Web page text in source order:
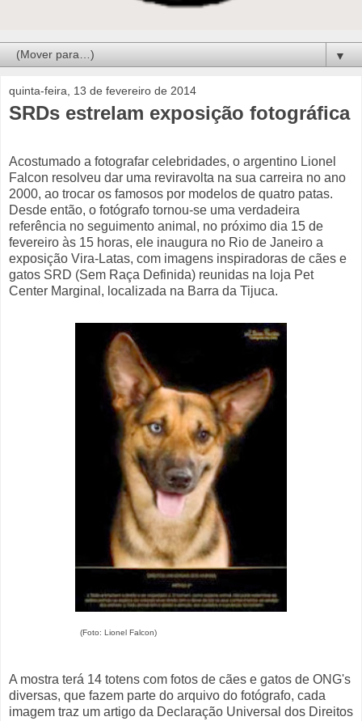
▼
quinta-feira, 13 de fevereiro de 2014
SRDs estrelam exposição fotográfica
Acostumado a fotografar celebridades, o argentino Lionel
Falcon resolveu dar uma reviravolta na sua carreira no ano
2000, ao trocar os famosos por modelos de quatro patas.
Desde então, o fotógrafo tornou-se uma verdadeira
referência no seguimento animal, no próximo dia 15 de
fevereiro às 15 horas, ele inaugura no Rio de Janeiro a
exposição Vira-Latas, com imagens inspiradoras de cães e
gatos SRD (Sem Raça Definida) reunidas na loja Pet
Center Marginal, localizada na Barra da Tijuca.
(Foto: Lionel Falcon)
A mostra terá 14 totens com fotos de cães e gatos de ONG's
diversas, que fazem parte do arquivo do fotógrafo, cada
imagem traz um artigo da Declaração Universal dos Direitos